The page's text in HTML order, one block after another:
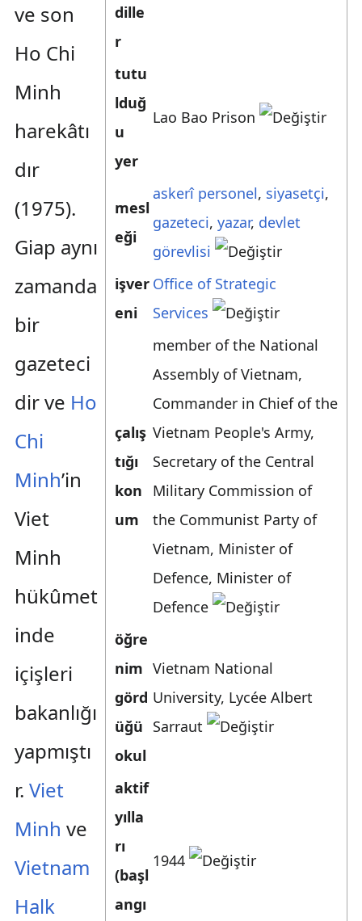
dille
r
tutu
lduğ
u
yer
Lao Bao Prison
mesl
eği
askerî personel, siyasetçi,
gazeteci,yazar, devlet
görevlisi
işver
eni
Office of Strategic
Services
çalış
tığı
kon
um
member of the National
Assembly of Vietnam,
Commander in Chief of the
Vietnam People's Army,
Secretary of the Central
Military Commission of
the Communist Party of
Vietnam, Minister of
Defence, Minister of
Defence
öğre
nim
görd
üğü
okul
Vietnam National
University, Lycée Albert
Sarraut
aktif
yılla
rı
(başl
angı
1944
ve son
Ho Chi
Minh
harekâtı
dır
(1975).
Giap aynı
zamanda
bir
gazeteci
dir ve Ho
Chi
Minh’in
Viet
Minh
hükûmet
inde
içişleri
bakanlığı
yapmıştı
r. Viet
Minh ve
Vietnam
Halk